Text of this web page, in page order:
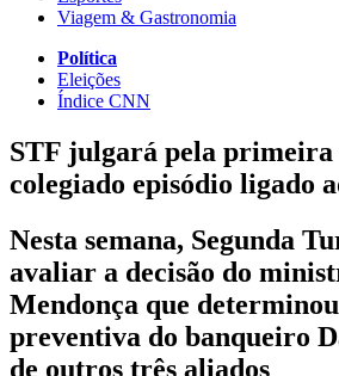
Viagem & Gastronomia
Política
Eleições
Índice CNN
STF julgará pela primeira
colegiado episódio ligado
Nesta semana, Segunda
avaliar a decisão do
Mendonça que
preventiva do banqueiro
de outros três aliados